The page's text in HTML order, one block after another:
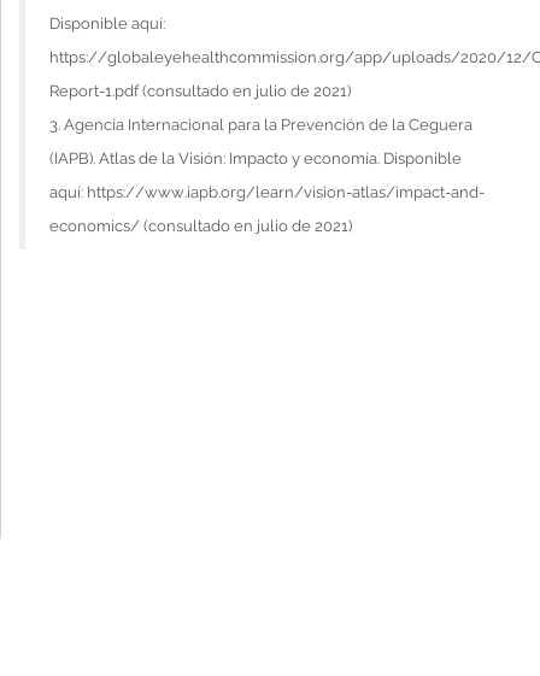
Disponible aquí:
https://globaleyehealthcommission.org/app/uploads/2020/12/
Report-1.pdf (consultado en julio de 2021)
3. Agencia Internacional para la Prevención de la Ceguera
(IAPB). Atlas de la Visión: Impacto y economía. Disponible
aquí: https://www.iapb.org/learn/vision-atlas/impact-and-
economics/ (consultado en julio de 2021)